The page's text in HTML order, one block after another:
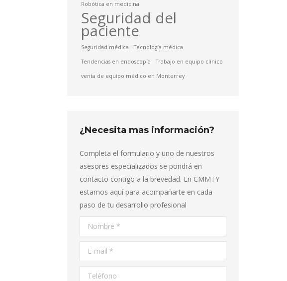
Robótica en medicina
Seguridad del
paciente
Seguridad médica Tecnología médica
Tendencias en endoscopía Trabajo en equipo clínico
venta de equipo médico en Monterrey
¿Necesita mas información?
Completa el formulario y uno de nuestros
asesores especializados se pondrá en
contacto contigo a la brevedad. En CMMTY
estamos aquí para acompañarte en cada
paso de tu desarrollo profesional
Nombre *
E-mail *
Teléfono